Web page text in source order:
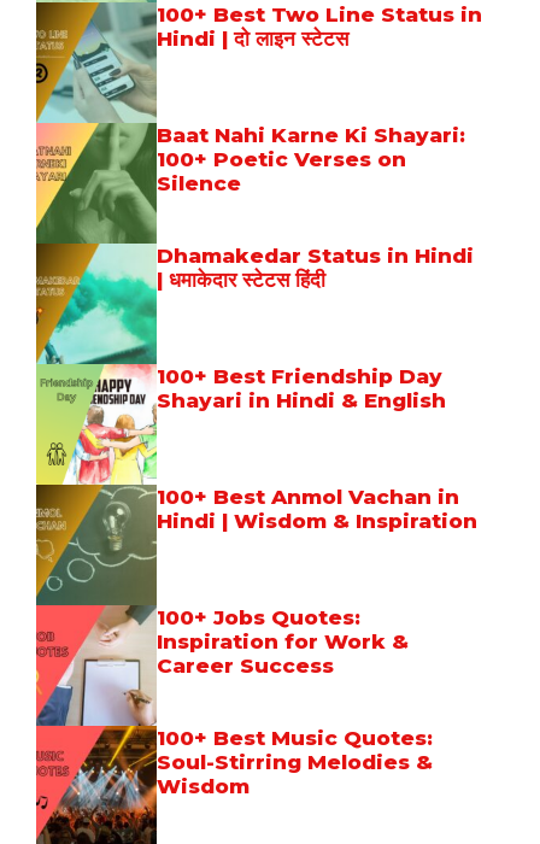
100+ Best Two Line Status in
Hindi | दो लाइन स्टेटस
Baat Nahi Karne Ki Shayari:
100+ Poetic Verses on
Silence
Dhamakedar Status in Hindi
| धमाकेदार स्टेटस हिंदी
100+ Best Friendship Day
Shayari in Hindi & English
100+ Best Anmol Vachan in
Hindi | Wisdom & Inspiration
100+ Jobs Quotes:
Inspiration for Work &
Career Success
100+ Best Music Quotes:
Soul-Stirring Melodies &
Wisdom